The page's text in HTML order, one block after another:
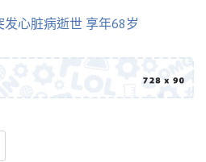
心脏病逝世 享年68岁